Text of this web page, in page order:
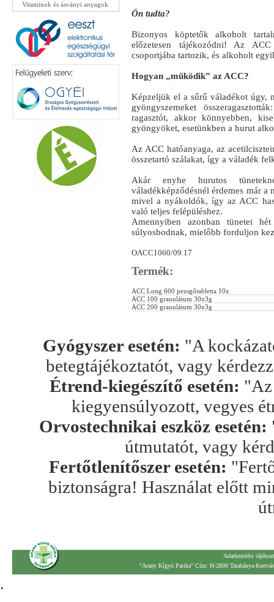
Vitaminok és ásványi anyagok
Ön tudta?
Bizonyos köptetők alkoholt
előzetesen tájékozódni! Az
csoportjába tartozik, és alkoholt
Hogyan „működik” az ACC?
Képzeljük el a sűrű váladékot úgy,
gyöngyszemeket
ragasztót, akkor könnyebben,
gyöngyöket, esetünkben a hurut
Az ACC hatóanyaga, az
összetartó szálakat, így a váladék
Akár enyhe hurutos
váladékképződésnél érdemes már
mivel a nyákoldók, így az ACC
való teljes felépüléshez.
Amennyiben azonban tünetei
súlyosbodnak, mielőbb forduljon
OACC1060/09.17
Termék:
ACC Long 600 pezsgőtabletta 10x
ACC 100 granulátum 30x3g
ACC 200 granulátum 30x3g
Gyógyszer esetén: "A
betegtájékoztatót, vagy
Étrend-kiegészítő esetén: "Az
kiegyensúlyozott, vegyes
Orvostechnikai eszköz esetén:
útmutatót, vagy
Fertőtlenítőszer esetén:
biztonságra! Használat előtt
Adatkezelési
"Arany Kígyó Patika" Cím: H-2800 Tatabánya-
.